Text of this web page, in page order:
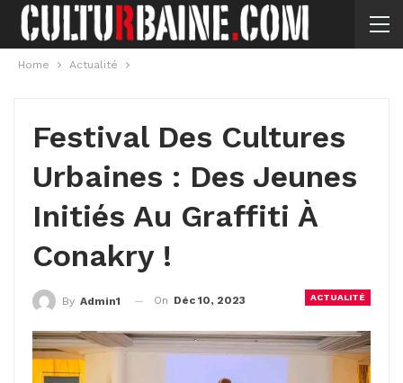
Home Actualité
Festival Des Cultures
Urbaines : Des Jeunes
Initiés Au Graffiti À
Conakry !
ACTUALITÉ
By Admin1 On Déc 10, 2023